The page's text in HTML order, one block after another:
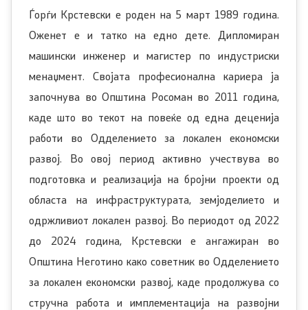
Службен гласник
Пристап до информации од јавен карактер
Пријави проблем
Завршени јавни огласи
Конкурси
Контакт
Ѓорѓи Крстевски е роден на 5 март 1989 година.
Оженет е и татко на едно дете. Дипломиран
машински инженер и магистер по индустриски
менаџмент. Својата професионална кариера ја
започнува во Општина Росоман во 2011 година,
каде што во текот на повеќе од една деценија
работи во Одделението за локален економски
развој. Во овој период активно учествува во
подготовка и реализација на бројни проекти од
областа на инфраструктурата, земјоделието и
одржливиот локален развој. Во периодот од 2022
до 2024 година, Крстевски е ангажиран во
Општина Неготино како советник во Одделението
за локален економски развој, каде продолжува со
стручна работа и имплементација на развојни